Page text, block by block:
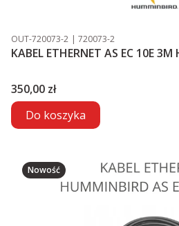
Kod produktu
OUT-720073-2 Kod producenta
720073-2
KABEL ETHERNET AS EC 10E
Cena
350,00 zł
Do koszyka
Nowość